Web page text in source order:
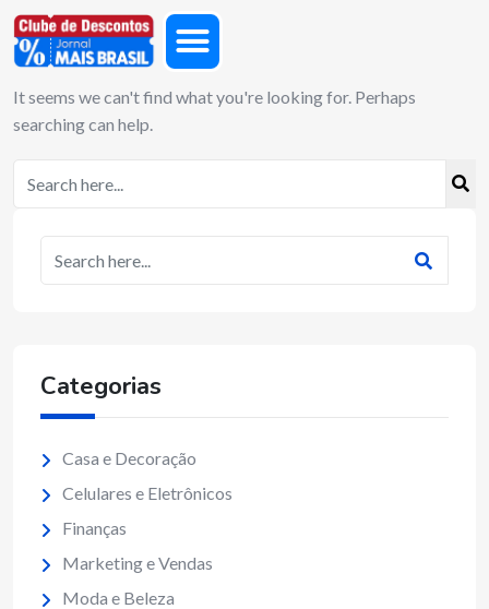
It seems we can't find what you're looking for. Perhaps
searching can help.
Categorias
Casa e Decoração
Celulares e Eletrônicos
Finanças
Marketing e Vendas
Moda e Beleza